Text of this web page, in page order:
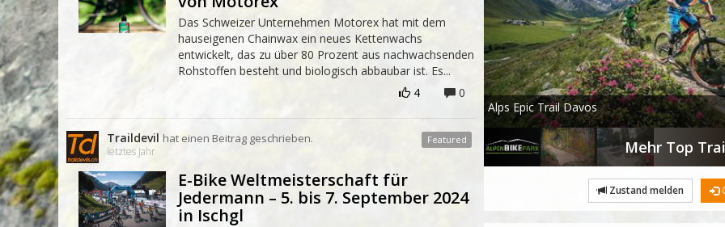
Alps Epic Trail Davos
Mehr Top
Zustand melden
Das Schweizer Unternehmen Motorex hat mit dem
hauseigenen Chainwax ein neues Kettenwachs
entwickelt, das zu über 80 Prozent aus nachwachsenden
Rohstoffen besteht und biologisch abbaubar ist. Es...
4
0
Traildevil hat einen Beitrag geschrieben.
letztes Jahr
E-Bike Weltmeisterschaft für
Jedermann – 5. bis 7. September 2024
in Ischgl